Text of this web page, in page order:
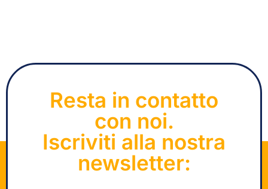
Resta in contatto
con noi.
Iscriviti alla nostra
newsletter: